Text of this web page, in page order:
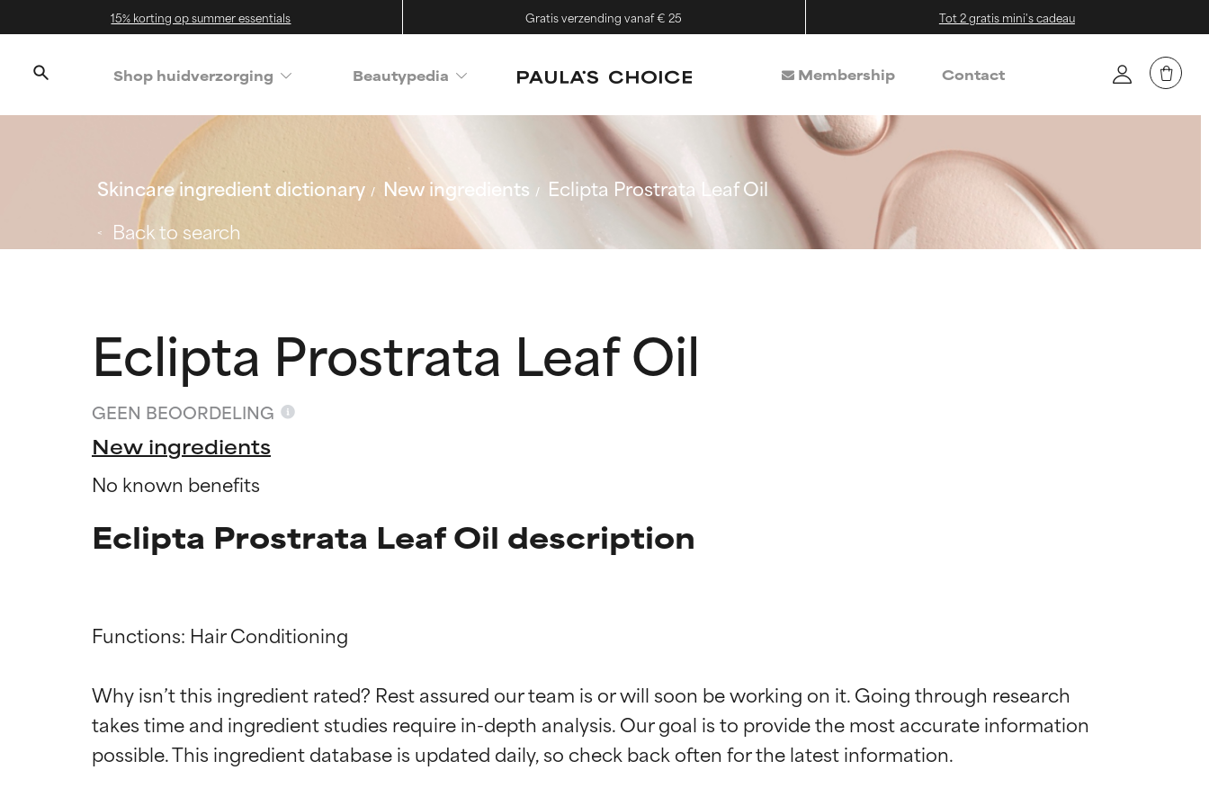
15% korting op summer essentials Gratis verzending vanaf € 25 Tot 2 gratis mini's cadeau
Shop huidverzorging Beautypedia Membership Contact
Skincare ingredient dictionary New ingredients
Eclipta Prostrata Leaf Oil
Back to search
Eclipta Prostrata Leaf Oil
GEEN BEOORDELING
New ingredients
No known benefits
Eclipta Prostrata Leaf Oil description
Functions: Hair Conditioning
Why isn’t this ingredient rated? Rest assured our team is or will soon be working on it. Going through research
takes time and ingredient studies require in-depth analysis. Our goal is to provide the most accurate information
Beoordelingen van ingrediënten
BESTE
Beoordelingen van ingrediënten
BESTE